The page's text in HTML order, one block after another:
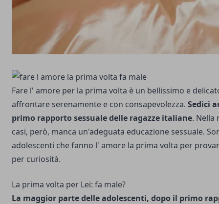
Fare l' amore per la prima volta è un bellissimo e
affrontare serenamente e con consapevolezza. Sedici
primo rapporto sessuale delle ragazze italiane. Nella
casi, però, manca un'adeguata educazione sessuale.
adolescenti che fanno l' amore la prima volta per
per curiosità.
La prima volta per Lei: fa male?
La maggior parte delle adolescenti, dopo il primo